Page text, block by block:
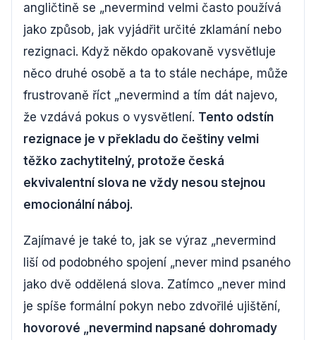
angličtině se „nevermind velmi často používá
jako způsob, jak vyjádřit určité zklamání nebo
rezignaci. Když někdo opakovaně vysvětluje
něco druhé osobě a ta to stále nechápe, může
frustrovaně říct „nevermind a tím dát najevo,
že vzdává pokus o vysvětlení. Tento odstín
rezignace je v překladu do češtiny velmi
těžko zachytitelný, protože česká
ekvivalentní slova ne vždy nesou stejnou
emocionální náboj.
Zajímavé je také to, jak se výraz „nevermind
liší od podobného spojení „never mind psaného
jako dvě oddělená slova. Zatímco „never mind
je spíše formální pokyn nebo zdvořilé ujištění,
hovorové „nevermind napsané dohromady